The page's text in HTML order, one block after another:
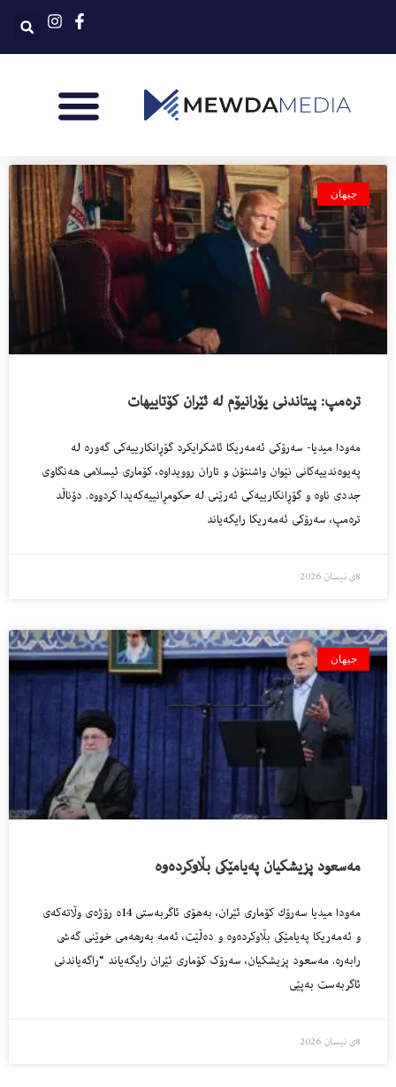
جیهان
ترەمپ: پیتاندنی یۆرانیۆم لە ئێران کۆتاییهات
مەودا میدیا- سەرۆکی ئەمەریکا ئاشکرایکرد گۆڕانکارییەکی گەورە لە
پەیوەندییەکانی نێوان واشنتۆن و تاران روویداوە، کۆماری ئیسلامی هەنگاوی
جددی ناوە و گۆڕانکارییەکی ئەرێنی لە حکومڕانییەکەیدا کردووە. دۆناڵد
ترەمپ، سەرۆکی ئەمەریکا رایگەیاند
8ی نیسان 2026
جیهان
مه‌سعود پزیشكیان په‌یامێكى بڵاوكرده‌وه‌
مه‌ودا میدیا سه‌رۆك كۆمارى ئێران، به‌هۆى ئاگربه‌ستى 14ه‌ رۆژه‌ى وڵاته‌كه‌ى
و ئه‌مه‌ریكا په‌یامێكى بڵاوكرده‌وه‌ و ده‌ڵێت، ئه‌مه‌ به‌رهه‌مى خوێنى گه‌شى
رابه‌ره‌. مەسعود پزیشکیان، سەرۆک کۆماری ئێران رایگەیاند “راگەیاندنی
ئاگربەست بەپێی
8ی نیسان 2026